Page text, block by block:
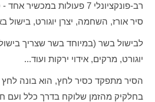
רב-פונקציונלי 7 פעולות
סיר אורז, השחמה, יצרן יוגורט, בישול
לבישול בשר (במיוחד בשר שצריך בישול
יוגורט, מרקים, אידוי ירקות ועוד...
הסיר מתפקד כסיר לחץ, הוא בונה לחץ